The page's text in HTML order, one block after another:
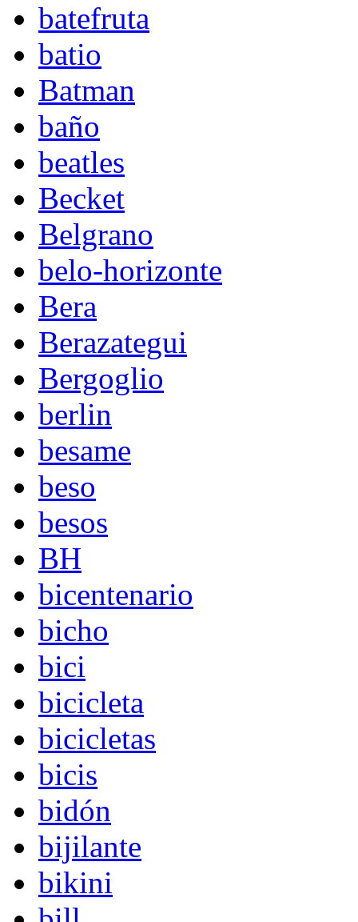
batefruta
batio
Batman
baño
beatles
Becket
Belgrano
belo-horizonte
Bera
Berazategui
Bergoglio
berlin
besame
beso
besos
BH
bicentenario
bicho
bici
bicicleta
bicicletas
bicis
bidón
bijilante
bikini